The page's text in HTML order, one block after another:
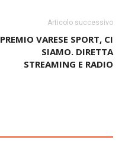
Articolo successivo
PREMIO VARESE SPORT, CI
SIAMO. DIRETTA
STREAMING E RADIO